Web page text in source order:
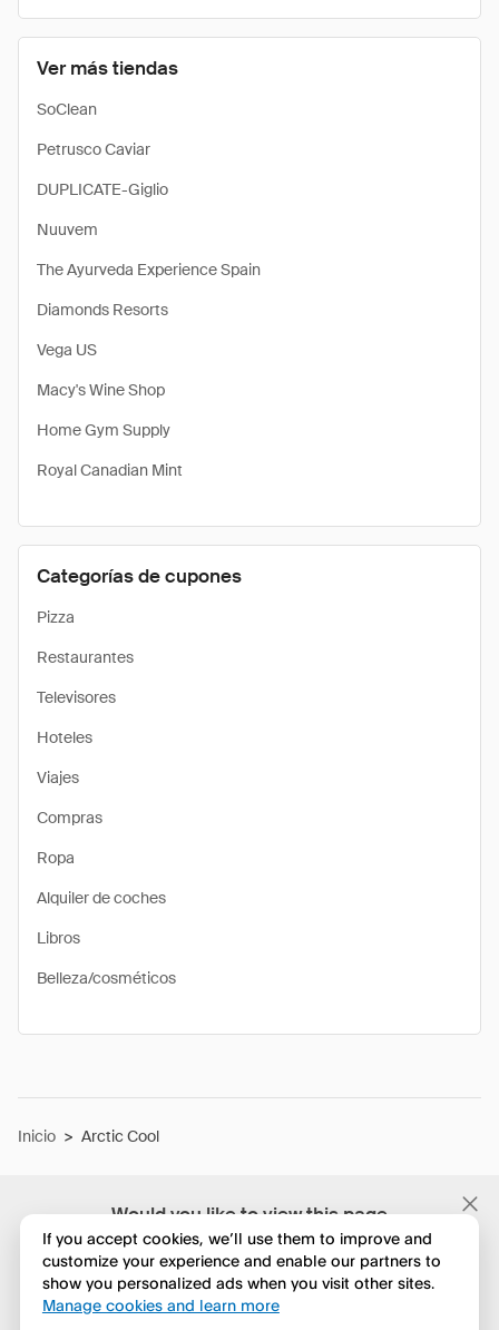
Would you like to view this page
in English?
No, seguir navegando
Ver más tiendas
SoClean
Petrusco Caviar
DUPLICATE-Giglio
Nuuvem
The Ayurveda Experience Spain
Diamonds Resorts
Vega US
Macy's Wine Shop
Home Gym Supply
Royal Canadian Mint
Categorías de cupones
Pizza
Restaurantes
Televisores
Hoteles
Viajes
Compras
Ropa
Alquiler de coches
Libros
Belleza/cosméticos
Inicio > Arctic Cool
If you accept cookies, we’ll use them to improve and
customize your experience and enable our partners to
show you personalized ads when you visit other sites.
Manage cookies and learn more